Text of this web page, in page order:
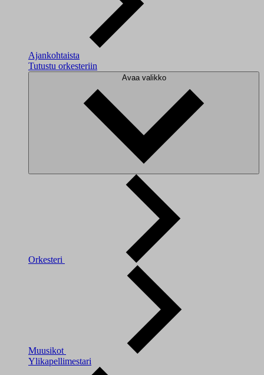
Ajankohtaista
Tutustu orkesteriin
Avaa valikko
Orkesteri
Muusikot
Ylikapellimestari